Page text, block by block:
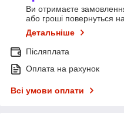
Ви отримаєте
або гроші повернуться
Детальніше
Післяплата
Оплата на рахунок
Всі умови оплати